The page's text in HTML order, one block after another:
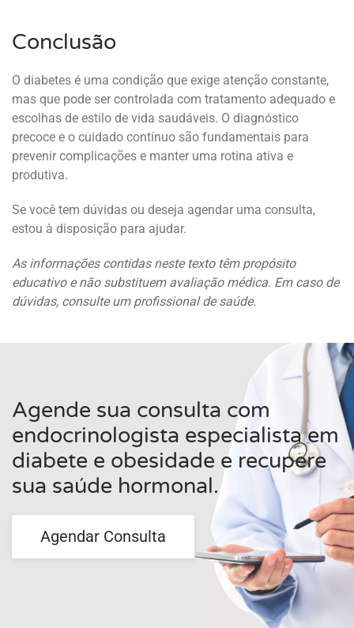
Conclusão
O diabetes é uma condição que exige atenção constante,
mas que pode ser controlada com tratamento adequado e
escolhas de estilo de vida saudáveis. O diagnóstico
precoce e o cuidado contínuo são fundamentais para
prevenir complicações e manter uma rotina ativa e
produtiva.
Se você tem dúvidas ou deseja agendar uma consulta,
estou à disposição para ajudar.
As informações contidas neste texto têm propósito
educativo e não substituem avaliação médica. Em caso de
dúvidas, consulte um profissional de saúde.
Agende sua consulta com
endocrinologista especialista em
diabete e obesidade e recupere
sua saúde hormonal.
Agendar Consulta